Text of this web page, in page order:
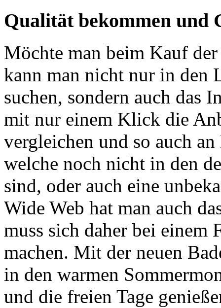
Qualität bekommen und
Möchte man beim Kauf
kann man nicht nur in den
suchen, sondern auch das
mit nur einem Klick die
vergleichen und so auch
welche noch nicht in den
sind, oder auch eine
Wide Web hat man auch
muss sich daher bei einem
machen. Mit der neuen
in den warmen
und die freien Tage